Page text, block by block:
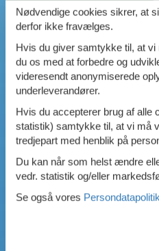
Sauna
Internet
Parabol/kabel TV
Brændeovn
Opvaskemaskine
Vaskemaskine
Tørretumbler
Ikkeryger
Aktivitetsrum
Handicapvenligt
Gode fiskeforhold
Indhegnet område
Aircondition
Ladestander til elbil
Nødvendige cookies sikrer, at
derfor ikke fravælges.
Hvis du giver samtykke til, at
du os med at forbedre og
videresendt anonymiserede
underleverandører.
Hvis du accepterer brug af alle
statistik) samtykke til, at vi må
tredjepart med henblik på
Du kan når som helst ændre
vedr. statistik og/eller
Se også vores Persondatapolitik